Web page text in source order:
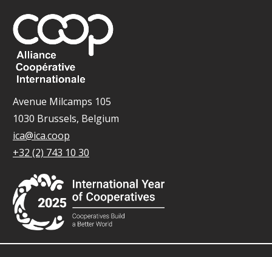
Avenue Milcamps 105
1030 Brussels, Belgium
ica@ica.coop
+32 (2) 743 10 30